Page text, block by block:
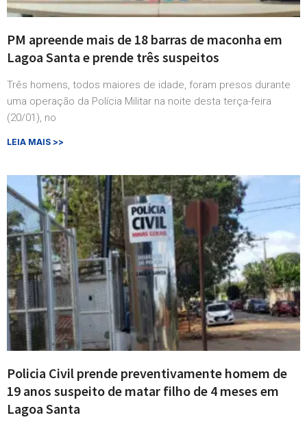
PM apreende mais de 18 barras de maconha em
Lagoa Santa e prende três suspeitos
Três homens, todos maiores de idade, foram presos durante
uma operação da Polícia Militar na noite desta terça-feira
(20/01), no
LEIA MAIS >>
Policia Civil prende preventivamente homem de
19 anos suspeito de matar filho de 4 meses em
Lagoa Santa